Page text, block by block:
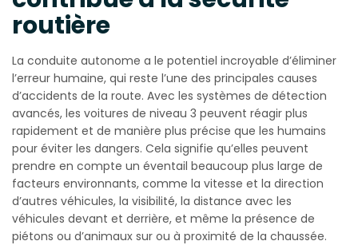
routière
La conduite autonome a le potentiel incroyable d’éliminer
l’erreur humaine, qui reste l’une des principales causes
d’accidents de la route. Avec les systèmes de détection
avancés, les voitures de niveau 3 peuvent réagir plus
rapidement et de manière plus précise que les humains
pour éviter les dangers. Cela signifie qu’elles peuvent
prendre en compte un éventail beaucoup plus large de
facteurs environnants, comme la vitesse et la direction
d’autres véhicules, la visibilité, la distance avec les
véhicules devant et derrière, et même la présence de
piétons ou d’animaux sur ou à proximité de la chaussée.